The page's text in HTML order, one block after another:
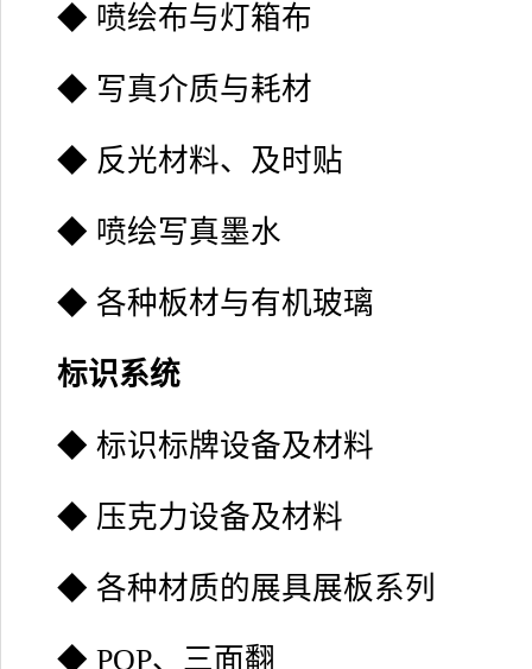
◆ 喷绘布与灯箱布
◆ 写真介质与耗材
◆ 反光材料、及时贴
◆ 喷绘写真墨水
◆ 各种板材与有机玻璃
标识系统
◆ 标识标牌设备及材料
◆ 压克力设备及材料
◆ 各种材质的展具展板系列
◆ POP、三面翻